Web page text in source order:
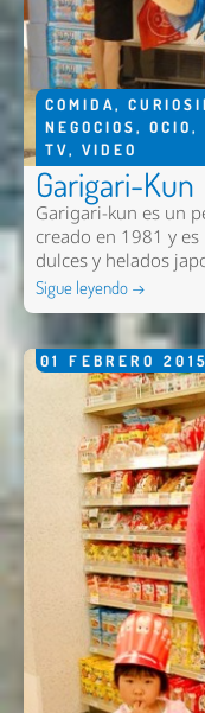
COMIDA,
NEGOCIOS, OCIO,
TV, VIDEO
Garigari-Kun
Garigari-kun es un
creado en 1981 y
dulces y helados
Sigue leyendo →
01 FEBRERO 2015